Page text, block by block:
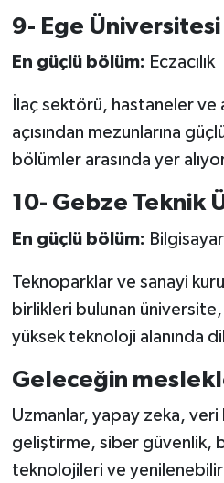
9- Ege Üniversitesi
En güçlü bölüm: Eczacılık
İlaç sektörü, hastaneler
açısından mezunlarına
bölümler arasında yer
10- Gebze Teknik
En güçlü bölüm:
Teknoparklar ve sanayi
birlikleri bulunan üniversite,
yüksek teknoloji alanında
Geleceğin
Uzmanlar, yapay zeka, veri
geliştirme, siber güvenlik,
teknolojileri ve yenilenebilir